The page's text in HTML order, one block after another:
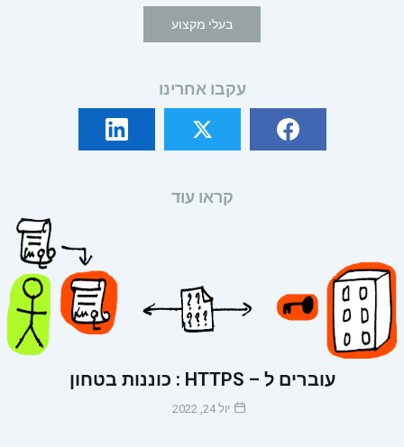
בעלי מקצוע
עקבו אחרינו
קראו עוד
עוברים ל – HTTPS : כוננות בטחון
יול 24, 2022